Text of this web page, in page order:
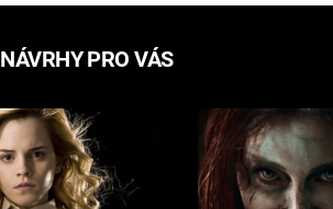
NÁVRHY PRO VÁS